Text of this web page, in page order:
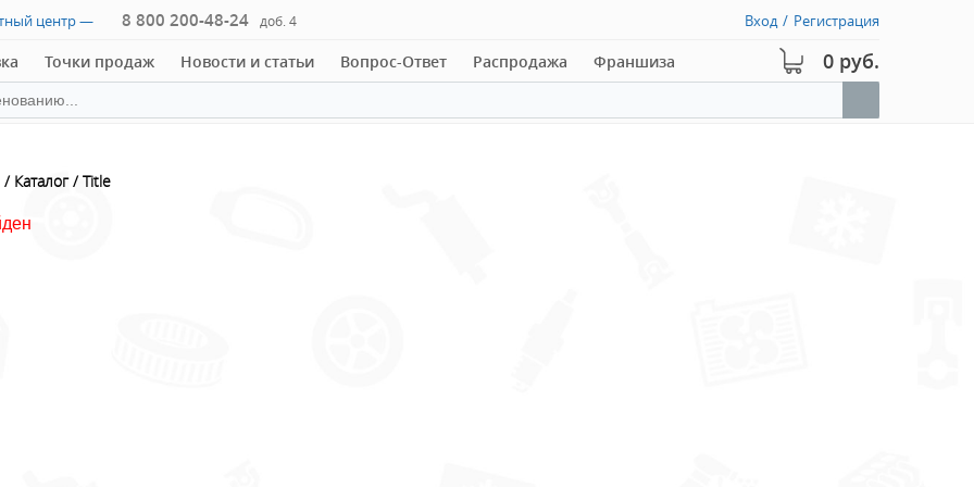
центр — 8 800 200-48-24 доб. 4 Вход / Регистрация
Точки продаж Новости и статьи Вопрос-Ответ Распродажа Франшиза 0 руб.
Каталог Title